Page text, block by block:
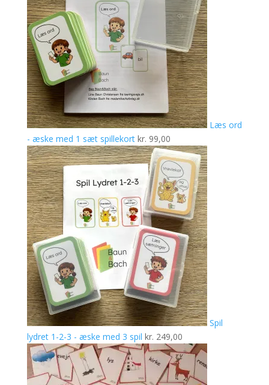
Læs ord
- æske med 1 sæt spillekort kr. 99,00
Spil
lydret 1-2-3 - æske med 3 spil kr. 249,00